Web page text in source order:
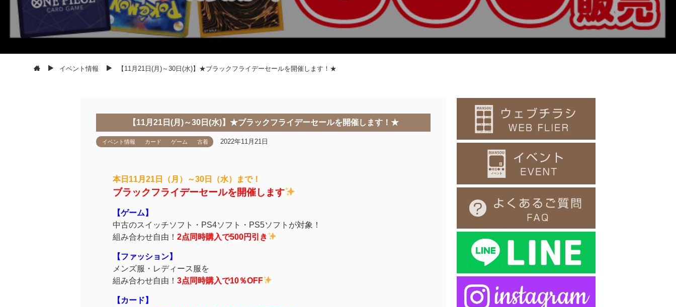
イベント情報 【11月21日(月)～30日(水)】★ブラックフライデーセールを開催します！★
【11月21日(月)～30日(水)】★ブラックフライデーセールを開催します！★
イベント情報 カード ゲーム 古着 2022年11月21日
本日11月21日（月）～30日（水）まで！
ブラックフライデーセールを開催します
【ゲーム】
中古のスイッチソフト・PS4ソフト・PS5ソフトが対象！
組み合わせ自由！ 2点同時購入で500円引き
【ファッション】
メンズ服・レディース服を
組み合わせ自由！ 3点同時購入で10％OFF
【カード】